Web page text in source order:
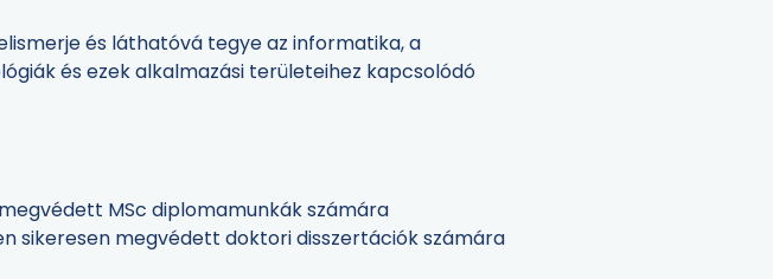
és láthatóvá tegye az informatika, a
és ezek alkalmazási területeihez kapcsolódó
MSc diplomamunkák számára
sikeresen megvédett doktori disszertációk számára